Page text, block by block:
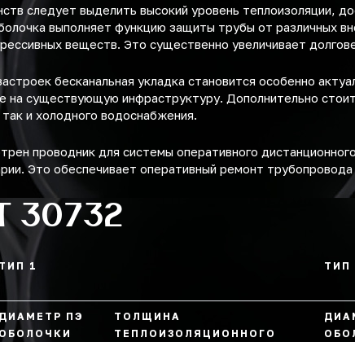
следует выделить высокий уровень теплоизоляции,
выполняет функцию защиты трубы от различных
веществ. Это существенно увеличивает
бесканальная укладка становится особенно
на существующую инфраструктуру. Дополнительно
и холодного водоснабжения.
проводник для системы оперативного
Это обеспечивает оперативный ремонт
30732
ТИП 1 ТИП
ДИАМЕТР ПЭ
ОБОЛОЧКИ
ТОЛЩИНА
ТЕПЛОИЗОЛЯЦИОННОГО